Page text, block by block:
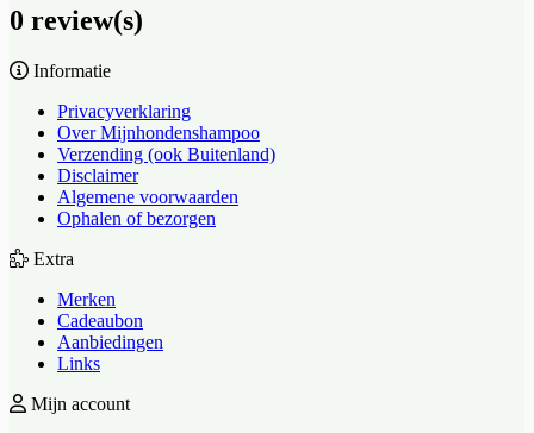
0 review(s)
Informatie
Privacyverklaring
Over Mijnhondenshampoo
Verzending (ook Buitenland)
Disclaimer
Algemene voorwaarden
Ophalen of bezorgen
Extra
Merken
Cadeaubon
Aanbiedingen
Links
Mijn account